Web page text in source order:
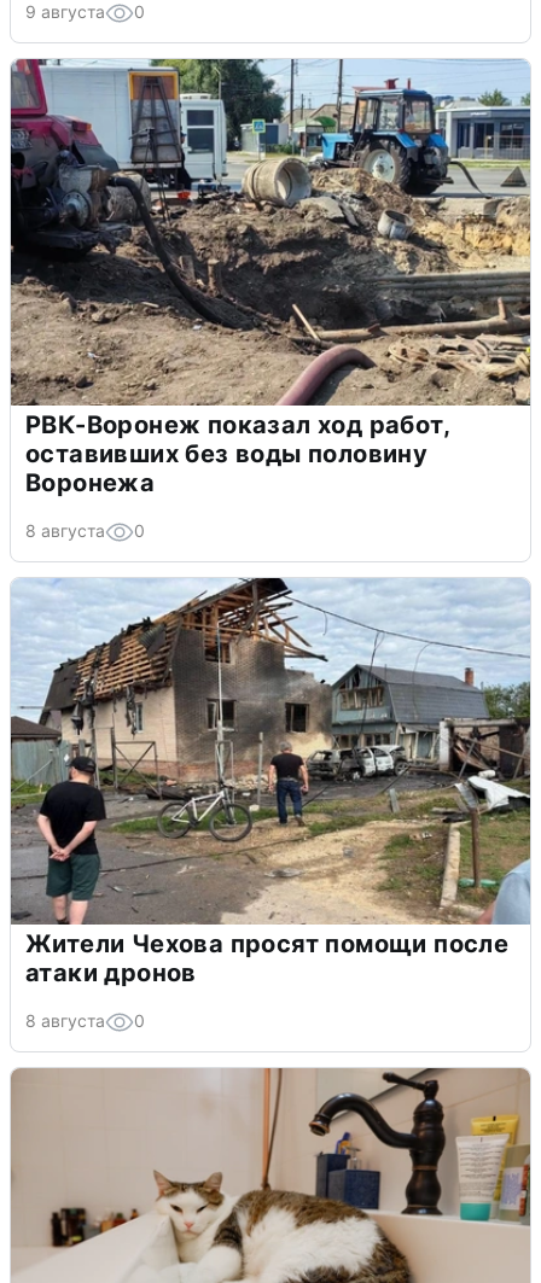
9 августа 0
РВК-Воронеж показал ход работ,
оставивших без воды половину
Воронежа
8 августа 0
Жители Чехова просят помощи после
атаки дронов
8 августа 0